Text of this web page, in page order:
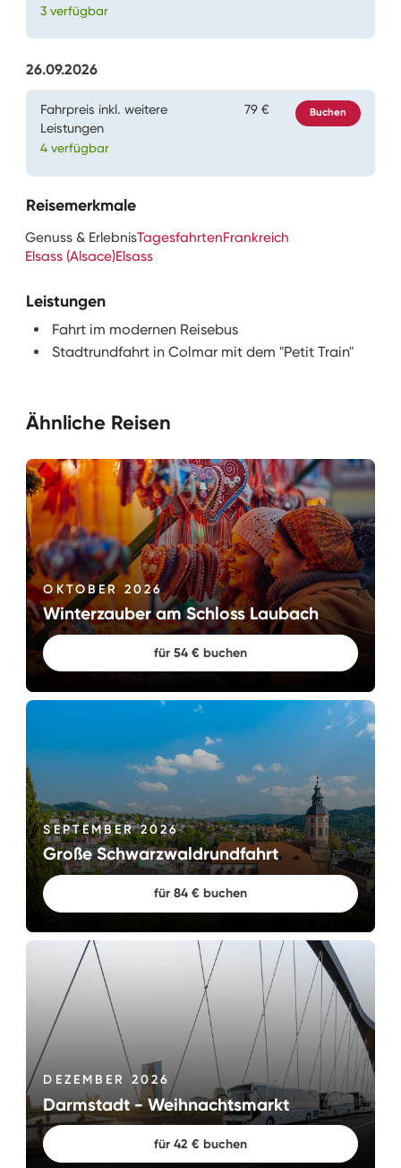
3 verfügbar
26.09.2026
Fahrpreis inkl. weitere
Leistungen
4 verfügbar
79 € Buchen
Reisemerkmale
Genuss & ErlebnisTagesfahrtenFrankreich
Elsass (Alsace)Elsass
Leistungen
Fahrt im modernen Reisebus
Stadtrundfahrt in Colmar mit dem "Petit Train"
Ähnliche Reisen
OKTOBER 2026
Winterzauber am Schloss Laubach
für 54 € buchen
SEPTEMBER 2026
Große Schwarzwaldrundfahrt
für 84 € buchen
DEZEMBER 2026
Darmstadt - Weihnachtsmarkt
für 42 € buchen